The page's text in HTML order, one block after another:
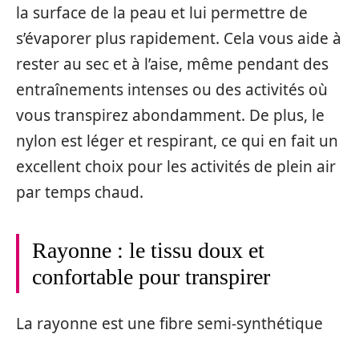
la surface de la peau et lui permettre de
s’évaporer plus rapidement. Cela vous aide à
rester au sec et à l’aise, même pendant des
entraînements intenses ou des activités où
vous transpirez abondamment. De plus, le
nylon est léger et respirant, ce qui en fait un
excellent choix pour les activités de plein air
par temps chaud.
Rayonne : le tissu doux et
confortable pour transpirer
La rayonne est une fibre semi-synthétique